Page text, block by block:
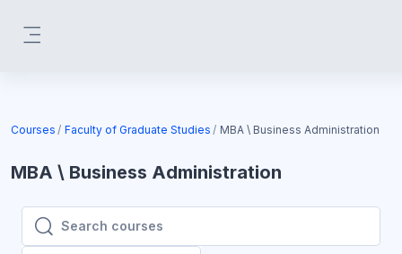
Courses Faculty of Graduate Studies MBA \ Business Administration
MBA \ Business Administration
Search courses
Search courses